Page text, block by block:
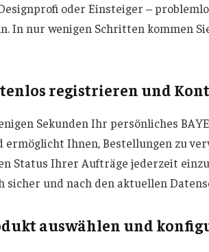
oder Einsteiger –
In nur wenigen Schritten kommen
registrieren und
Sekunden Ihr persönliches
ermöglicht Ihnen, Bestellungen zu
Status Ihrer Aufträge jederzeit
sicher und nach den aktuellen
auswählen und